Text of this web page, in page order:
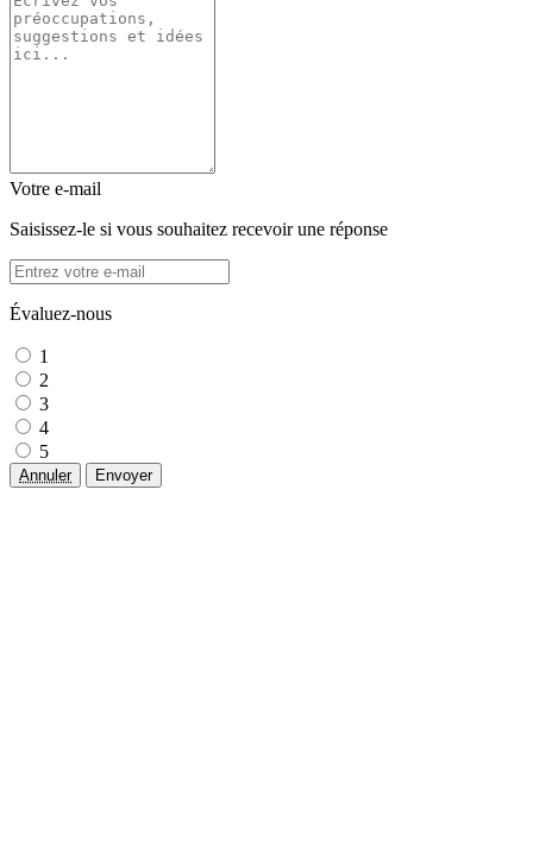
Votre e-mail
Saisissez-le si vous souhaitez recevoir une réponse
Évaluez-nous
1
2
3
4
5
Annuler Envoyer